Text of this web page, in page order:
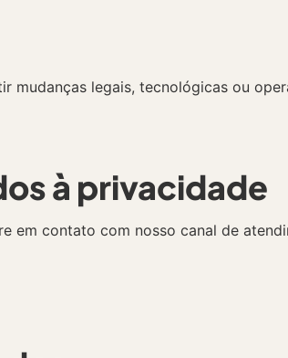
mudanças legais, tecnológicas ou
à privacidade
em contato com nosso canal de